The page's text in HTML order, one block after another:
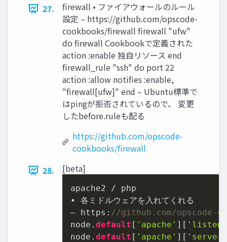
27.
firewall • ファイアウォールのルール
設定 – https://github.com/opscode-
cookbooks/firewall firewall "ufw"
do firewall Cookbookで定義された
action :enable 独自リソース end
firewall_rule "ssh" do port 22
action :allow notifies :enable,
"firewall[ufw]" end – Ubuntu標準で
はpingが拒否されているので、 変更
したbefore.ruleも配る
https://github.com/opscode-
cookbooks/firewall
28.
[beta]
apache2 / php
• 各ミドルウェアを入れてくれる
– https: //github.com/opscode-
node. default [ 'apache' ][
node. default [ 'apache' ][